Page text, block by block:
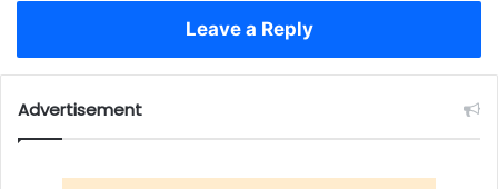
Leave a Reply
Advertisement